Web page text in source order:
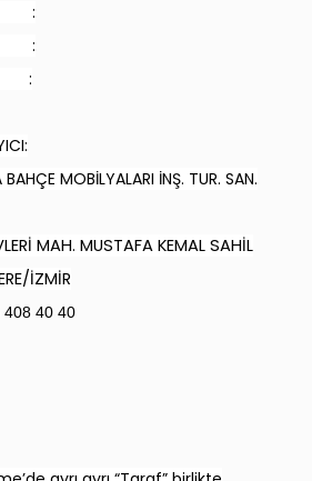
:
:
:
MOBİLYALARI İNŞ. TUR. SAN.
MAH. MUSTAFA KEMAL SAHİL
İZMİR
408 40 40